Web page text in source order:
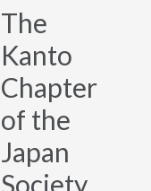
The
Kanto
Chapter
of the
Japan
Society